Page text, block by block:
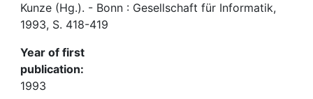
Kunze (Hg.). - Bonn : Gesellschaft für Informatik,
1993, S. 418-419
Year of first
publication:
1993